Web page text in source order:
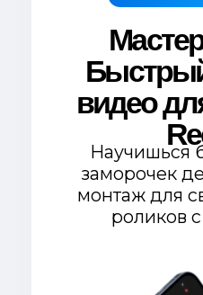
ТОП Лайфхаковдля
Instagram
Мастер-класс:
Быстрый монтаж
видео для Stories и
Reels
ТОП-85цепляющих
идей для Reels
Доступв закрытый
нетворкинг-чат